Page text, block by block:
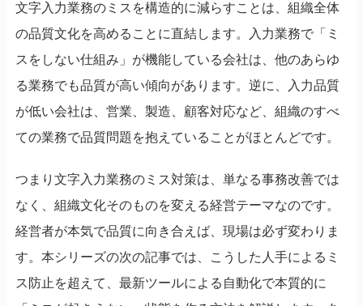
文字入力業務のミスを構造的に減らすことは、組織全体
の品質文化を高めることに直結します。入力業務で「ミ
スをしない仕組み」が機能している会社は、他のあらゆ
る業務でも品質が高い傾向があります。逆に、入力品質
が低い会社は、営業、製造、顧客対応など、組織のすべ
ての業務で品質問題を抱えていることがほとんどです。
つまり文字入力業務のミス対策は、単なる事務改善では
なく、組織文化そのものを変える経営テーマなのです。
経営者が本気で品質に向き合えば、現場は必ず変わりま
す。本シリーズの次の記事では、こうした人手によるミ
ス防止を超えて、最新ツールによる自動化で本質的に